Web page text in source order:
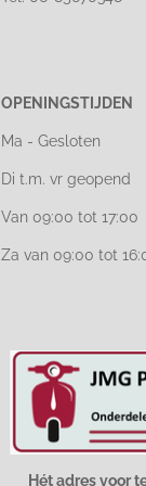
OPENINGSTIJDEN
Ma - Gesloten
Di t.m. vr geopend
Van 09:00 tot 17:00
Za van 09:00 tot
Hét adres voor